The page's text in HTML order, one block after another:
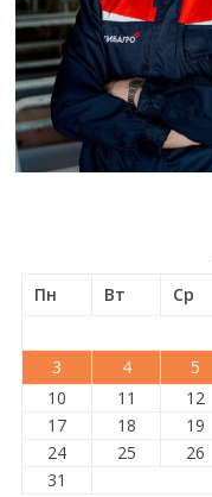
Пн
Вт Ср
3
4 5
10
11 12
17
18 19
24
25 26
31